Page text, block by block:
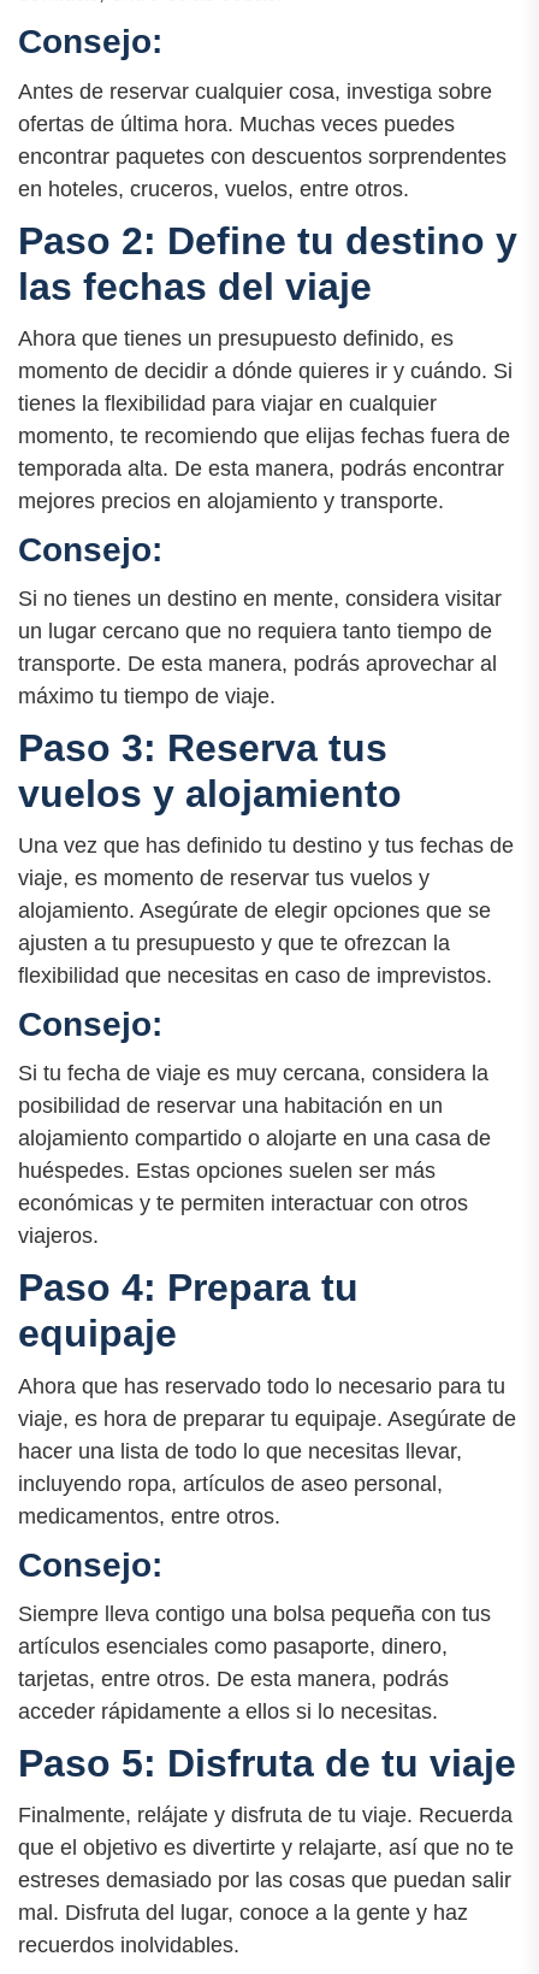
Consejo:
Antes de reservar cualquier cosa, investiga sobre
ofertas de última hora. Muchas veces puedes
encontrar paquetes con descuentos sorprendentes
en hoteles, cruceros, vuelos, entre otros.
Paso 2: Define tu destino y
las fechas del viaje
Ahora que tienes un presupuesto definido, es
momento de decidir a dónde quieres ir y cuándo. Si
tienes la flexibilidad para viajar en cualquier
momento, te recomiendo que elijas fechas fuera de
temporada alta. De esta manera, podrás encontrar
mejores precios en alojamiento y transporte.
Consejo:
Si no tienes un destino en mente, considera visitar
un lugar cercano que no requiera tanto tiempo de
transporte. De esta manera, podrás aprovechar al
máximo tu tiempo de viaje.
Paso 3: Reserva tus
vuelos y alojamiento
Una vez que has definido tu destino y tus fechas de
viaje, es momento de reservar tus vuelos y
alojamiento. Asegúrate de elegir opciones que se
ajusten a tu presupuesto y que te ofrezcan la
flexibilidad que necesitas en caso de imprevistos.
Consejo:
Si tu fecha de viaje es muy cercana, considera la
posibilidad de reservar una habitación en un
alojamiento compartido o alojarte en una casa de
huéspedes. Estas opciones suelen ser más
económicas y te permiten interactuar con otros
viajeros.
Paso 4: Prepara tu
equipaje
Ahora que has reservado todo lo necesario para tu
viaje, es hora de preparar tu equipaje. Asegúrate de
hacer una lista de todo lo que necesitas llevar,
incluyendo ropa, artículos de aseo personal,
medicamentos, entre otros.
Consejo:
Siempre lleva contigo una bolsa pequeña con tus
artículos esenciales como pasaporte, dinero,
tarjetas, entre otros. De esta manera, podrás
acceder rápidamente a ellos si lo necesitas.
Paso 5: Disfruta de tu viaje
Finalmente, relájate y disfruta de tu viaje. Recuerda
que el objetivo es divertirte y relajarte, así que no te
estreses demasiado por las cosas que puedan salir
mal. Disfruta del lugar, conoce a la gente y haz
recuerdos inolvidables.